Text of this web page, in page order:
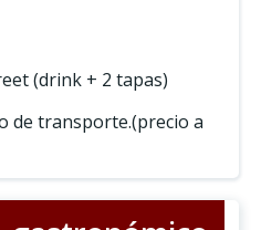
(drink + 2 tapas)
de transporte.(precio a